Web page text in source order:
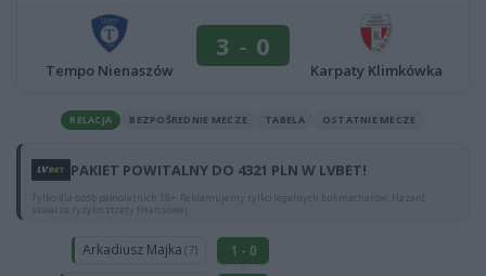
Tempo Nienaszów
3 - 0
Karpaty Klimkówka
RELACJA BEZPOŚREDNIE MECZE TABELA OSTATNIE MECZE
PAKIET POWITALNY DO 4321 PLN W LVBET!
Tylko dla osób pełnoletnich 18+. Reklamujemy tylko legalnych bukmacherów. Hazard
stwarza ryzyko straty finansowej.
Arkadiusz Majka (7)
1 - 0